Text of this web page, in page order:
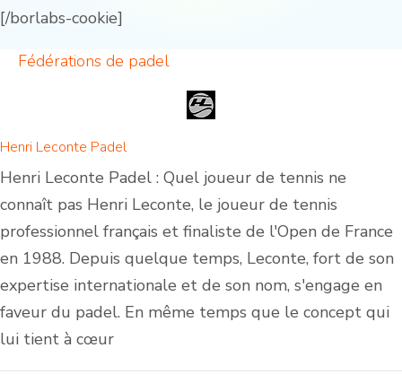
[/borlabs-cookie]
Fédérations de padel
Henri Leconte Padel
Henri Leconte Padel : Quel joueur de tennis ne
connaît pas Henri Leconte, le joueur de tennis
professionnel français et finaliste de l'Open de France
en 1988. Depuis quelque temps, Leconte, fort de son
expertise internationale et de son nom, s'engage en
faveur du padel. En même temps que le concept qui
lui tient à cœur